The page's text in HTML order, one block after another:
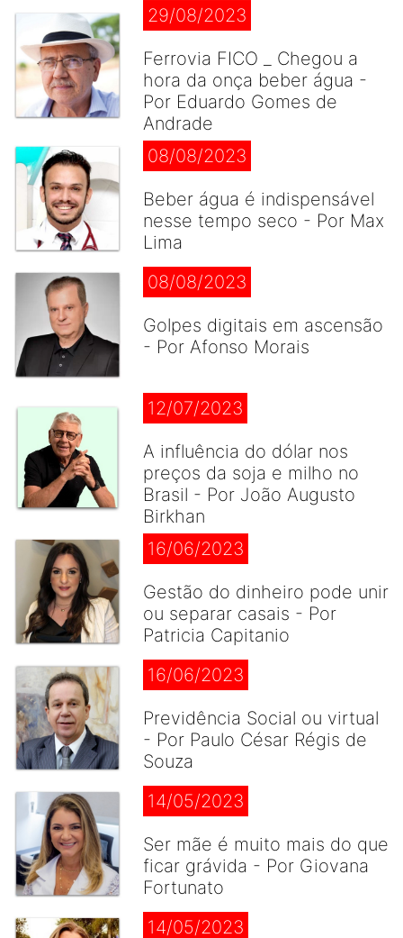
29/08/2023
Ferrovia FICO _ Chegou a
hora da onça beber água -
Por Eduardo Gomes de
Andrade
08/08/2023
Beber água é indispensável
nesse tempo seco - Por Max
Lima
08/08/2023
Golpes digitais em ascensão
- Por Afonso Morais
12/07/2023
A influência do dólar nos
preços da soja e milho no
Brasil - Por João Augusto
Birkhan
16/06/2023
Gestão do dinheiro pode unir
ou separar casais - Por
Patricia Capitanio
16/06/2023
Previdência Social ou virtual
- Por Paulo César Régis de
Souza
14/05/2023
Ser mãe é muito mais do que
ficar grávida - Por Giovana
Fortunato
14/05/2023